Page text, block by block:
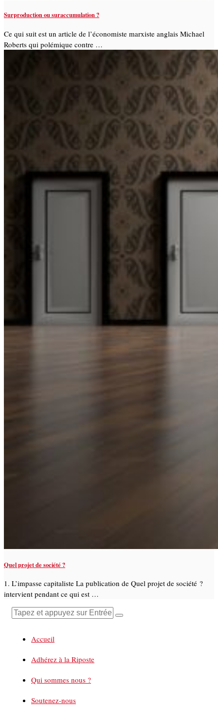
Surproduction ou suraccumulation ?
Ce qui suit est un article de l’économiste marxiste anglais Michael
Roberts qui polémique contre …
Quel projet de société ?
1. L’impasse capitaliste La publication de Quel projet de société ?
intervient pendant ce qui est …
Accueil
Adhérez à la Riposte
Qui sommes nous ?
Soutenez-nous